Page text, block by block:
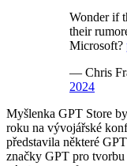
Wonder if
their
Microsoft?
— Chris
2024
Myšlenka GPT Store
roku na vývojářské
představila některé
značky GPT pro tvorbu